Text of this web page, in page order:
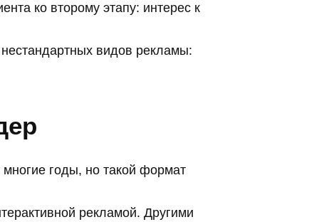
ко второму этапу: интерес к
видов рекламы:
многие годы, но такой формат
рекламой. Другими